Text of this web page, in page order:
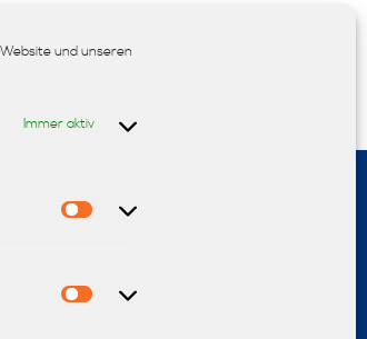
und unseren
Immer aktiv
Statistiken
Marketing
Polsterei